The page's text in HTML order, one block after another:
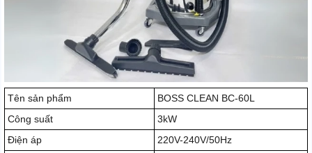
Tên sản phẩm
BOSS CLEAN BC-60L
Công suất
3kW
Điện áp
220V-240V/50Hz